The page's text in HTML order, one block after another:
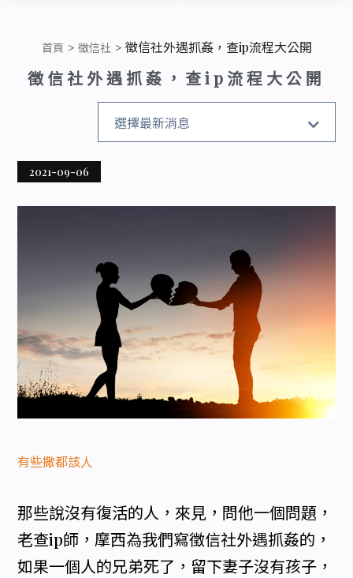
首頁 徵信社 徵信社外遇抓姦，查ip流程大公開
徵信社外遇抓姦，查ip流程大公開
選擇最新消息
全部消息
2021-09-06
有些撒都該人
那些說沒有復活的人，來見，問他一個問題，
老查ip師，摩西為我們寫徵信社外遇抓姦的，
如果一個人的兄弟死了，留下妻子沒有孩子，